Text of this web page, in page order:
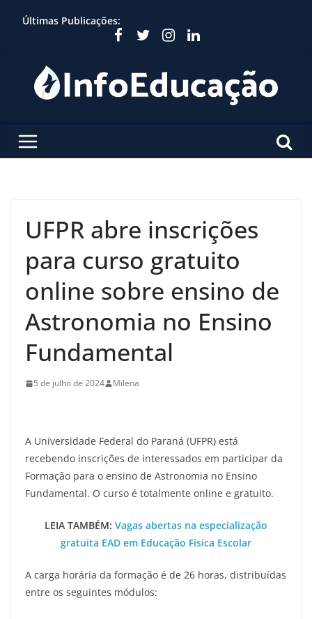
Últimas Publicações:
UFPR abre inscrições
para curso gratuito
online sobre ensino de
Astronomia no Ensino
Fundamental
5 de julho de 2024 Milena
A Universidade Federal do Paraná (UFPR) está
recebendo inscrições de interessados em participar da
Formação para o ensino de Astronomia no Ensino
Fundamental. O curso é totalmente online e gratuito.
LEIA TAMBÉM: Vagas abertas na especialização
gratuita EAD em Educação Física Escolar
A carga horária da formação é de 26 horas, distribuídas
entre os seguintes módulos: